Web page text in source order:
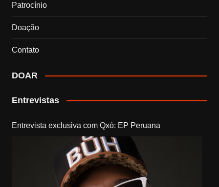
Patrocínio
Doação
Contato
DOAR
Entrevistas
Entrevista exclusiva com Qxó: EP Peruana